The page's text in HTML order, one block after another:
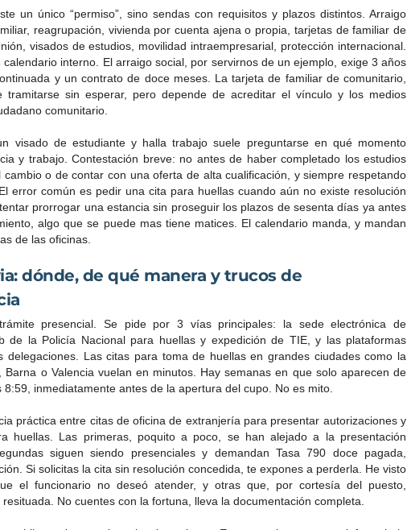
un único “permiso”, sino sendas con requisitos y plazos distintos. Arraigo
reagrupación, vivienda por cuenta ajena o propia, tarjetas de familiar de
visados de estudios, movilidad intraempresarial, protección internacional.
interno. El arraigo social, por servirnos de un ejemplo, exige 3 años
y un contrato de doce meses. La tarjeta de familiar de comunitario,
tramitarse sin esperar, pero depende de acreditar el vínculo y los medios
comunitario.
visado de estudiante y halla trabajo suele preguntarse en qué momento
y trabajo. Contestación breve: no antes de haber completado los estudios
o de contar con una oferta de alta cualificación, y siempre respetando
error común es pedir una cita para huellas cuando aún no existe resolución
prorrogar una estancia sin proseguir los plazos de sesenta días ya antes
algo que se puede mas tiene matices. El calendario manda, y mandan
de las oficinas.
dónde, de qué manera y trucos de
presencial. Se pide por 3 vías principales: la sede electrónica de
de la Policía Nacional para huellas y expedición de TIE, y las plataformas
delegaciones. Las citas para toma de huellas en grandes ciudades como la
Barna o Valencia vuelan en minutos. Hay semanas en que solo aparecen de
8:59, inmediatamente antes de la apertura del cupo. No es mito.
práctica entre citas de oficina de extranjería para presentar autorizaciones y
huellas. Las primeras, poquito a poco, se han alejado a la presentación
siguen siendo presenciales y demandan Tasa 790 doce pagada,
Si solicitas la cita sin resolución concedida, te expones a perderla. He visto
el funcionario no deseó atender, y otras que, por cortesía del puesto,
No cuentes con la fortuna, lleva la documentación completa.